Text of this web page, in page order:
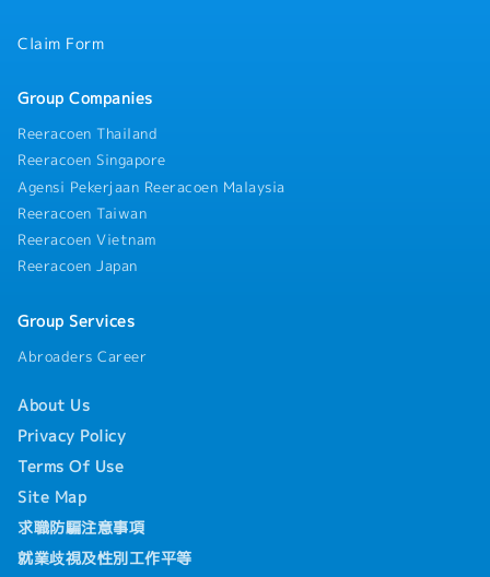
Claim Form
Group Companies
Reeracoen Thailand
Reeracoen Singapore
Agensi Pekerjaan Reeracoen Malaysia
Reeracoen Taiwan
Reeracoen Vietnam
Reeracoen Japan
Group Services
Abroaders Career
About Us
Privacy Policy
Terms Of Use
Site Map
求職防騙注意事項
就業歧視及性別工作平等